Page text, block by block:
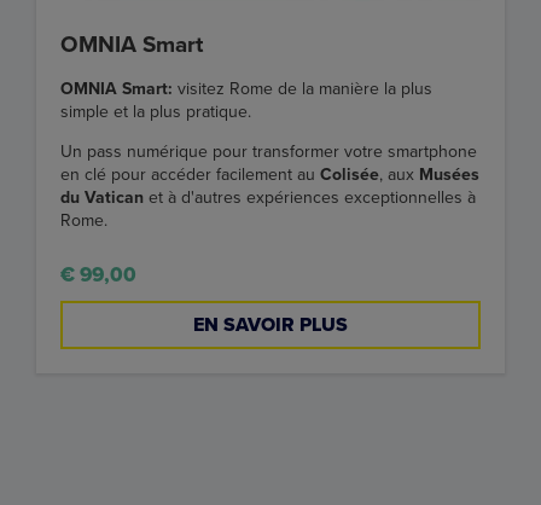
OMNIA Smart
OMNIA Smart: visitez Rome de la manière la plus
simple et la plus pratique.
Un pass numérique pour transformer votre smartphone
en clé pour accéder facilement au Colisée, aux Musées
du Vatican et à d'autres expériences exceptionnelles à
Rome.
€ 99,00
EN SAVOIR PLUS